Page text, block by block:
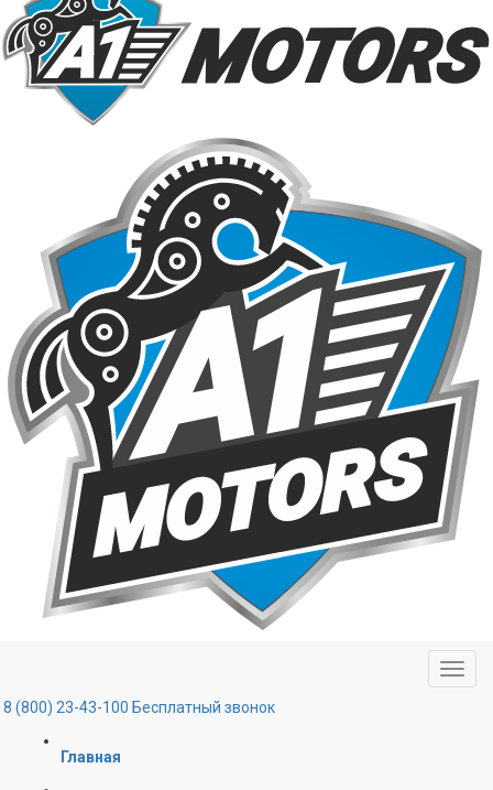
8 (800) 23-43-100 Бесплатный звонок
Главная